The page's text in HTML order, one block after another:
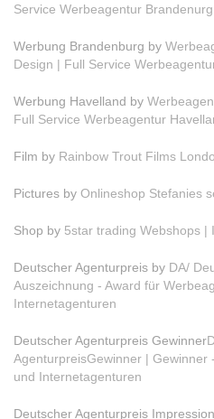
Service Werbeagentur Brandenurg
Werbung Brandenburg by
Design | Full Service
Werbung Havelland by
Full Service Werbeagentur
Film by Rainbow Trout Films
Pictures by Onlineshop Stefanies
Shop by 5star trading Webshops |
Deutscher Agenturpreis by DA/
Auszeichnung - Award für
Internetagenturen
Deutscher Agenturpreis Gewinner
AgenturpreisGewinner | Gewinner
und Internetagenturen
Deutscher Agenturpreis